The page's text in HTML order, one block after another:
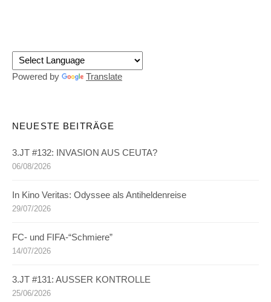
Powered by Translate
NEUESTE BEITRÄGE
3.JT #132: INVASION AUS CEUTA?
06/08/2026
In Kino Veritas: Odyssee als Antiheldenreise
29/07/2026
FC- und FIFA-“Schmiere”
14/07/2026
3.JT #131: AUSSER KONTROLLE
25/06/2026